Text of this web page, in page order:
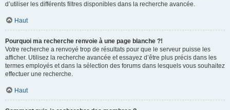
d’utiliser les différents filtres disponibles dans la recherche avancée.
Haut
Pourquoi ma recherche renvoie à une page blanche ?!
Votre recherche a renvoyé trop de résultats pour que le serveur puisse les
afficher. Utilisez la recherche avancée et essayez d’être plus précis dans les
termes employés et dans la sélection des forums dans lesquels vous souhaitez
effectuer une recherche.
Haut